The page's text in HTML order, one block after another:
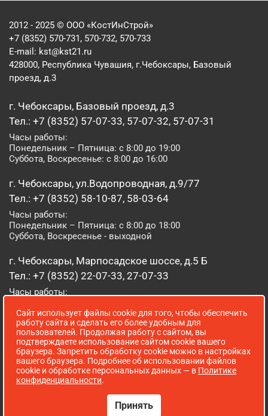
2012 - 2025 © ООО «КостИнСтрой»
+7 (8352) 570-731, 570-732, 570-733
E-mail: kst@kst21.ru
428000, Республика Чувашия, г.Чебоксары, Базовый
проезд, д.3
г. Чебоксары, Базовый проезд, д.3
Тел.: +7 (8352) 57-07-33, 57-07-32, 57-07-31
Часы работы:
Понедельник – Пятница: с 8:00 до 19:00
Суббота, Воскресенье: с 8:00 до 16:00
г. Чебоксары, ул.Водопроводная, д.9/77
Тел.: +7 (8352) 58-10-87, 58-03-64
Часы работы:
Понедельник – Пятница: с 8:00 до 18:00
Суббота, Воскресенье - выходной
г. Чебоксары, Марпосадское шоссе, д.5 Б
Тел.: +7 (8352) 22-07-33, 27-07-33
Часы работы:
Суббота, Воскресенье: с 8:00 до 16:00
г. Йошкар-Ола, ул. Луначарского, д. 52 А
Тел.: (8362) 41-07-31
Часы работы:
Понедельник – Пятница: с 8:00 до 18:00
Сайт использует файлы cookie для того, чтобы обеспечить
работу сайта и сделать его более удобным для
пользователей. Продолжая работу с сайтом, вы
подтверждаете использование сайтом cookie вашего
браузера. Запретить обработку cookie можно в настройках
вашего браузера. Подробнее об использовании файлов
cookie и обработке персональных данных — в Политике
конфиденциальности.
Принять